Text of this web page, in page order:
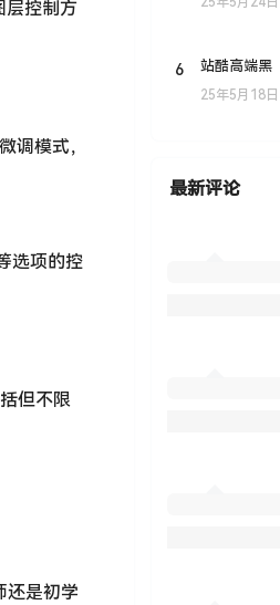
层控制方
调模式，
选项的控
但不限
还是初学
6 站酷高端黑
25年5月18日
最新评论